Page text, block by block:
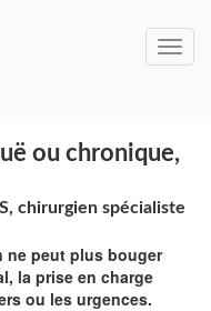
ou chronique,
chirurgien spécialiste
ne peut plus bouger
la prise en charge
ou les urgences.